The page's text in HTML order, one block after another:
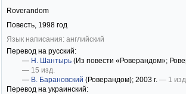
Roverandom
Повесть, 1998 год
Язык написания: английский
Перевод на русский:
— Н. Шантырь (Из повести «Роверандом»;
— 15 изд.
— В. Барановский (Роверандом); 2003 г. — 1
Перевод на украинский: